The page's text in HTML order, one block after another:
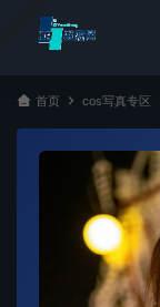
首页 cos写真专区